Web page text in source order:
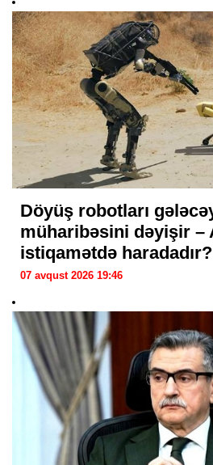
Döyüş robotları
müharibəsini dəyişir –
istiqamətdə haradadır?
07 avqust 2026 19:46